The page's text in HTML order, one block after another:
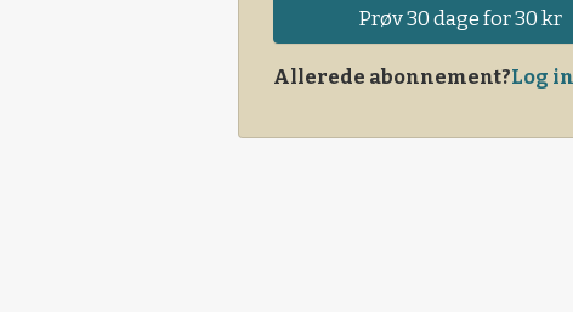
Prøv 30 dage for 30 kr
Allerede abonnement?Log